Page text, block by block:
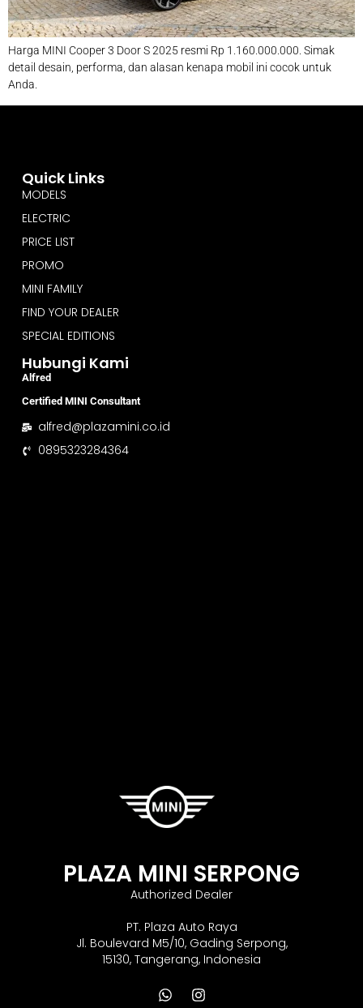
Harga MINI Cooper 3 Door S 2025 resmi Rp 1.160.000.000. Simak
detail desain, performa, dan alasan kenapa mobil ini cocok untuk
Anda.
PLAZA MINI SERPONG
Authorized Dealer
PT. Plaza Auto Raya
Jl. Boulevard M5/10, Gading Serpong,
15130, Tangerang, Indonesia
Quick Links
MODELS
ELECTRIC
PRICE LIST
PROMO
MINI FAMILY
FIND YOUR DEALER
SPECIAL EDITIONS
Hubungi Kami
Alfred
Certified MINI Consultant
alfred@plazamini.co.id
0895323284364